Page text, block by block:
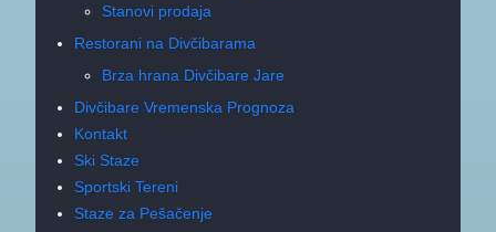
Stanovi prodaja
Restorani na Divčibarama
Brza hrana Divčibare Jare
Divčibare Vremenska Prognoza
Kontakt
Ski Staze
Sportski Tereni
Staze za Pešačenje